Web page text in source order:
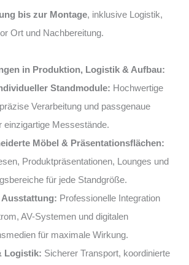
bis zur Montage, inklusive Logistik,
Ort und Nachbereitung.
in Produktion, Logistik & Aufbau:
Standmodule: Hochwertige
Verarbeitung und passgenaue
einzigartige Messestände.
Möbel & Präsentationsflächen:
Produktpräsentationen, Lounges und
für jede Standgröße.
Ausstattung: Professionelle Integration
AV-Systemen und digitalen
für maximale Wirkung.
Logistik: Sicherer Transport, koordinierte